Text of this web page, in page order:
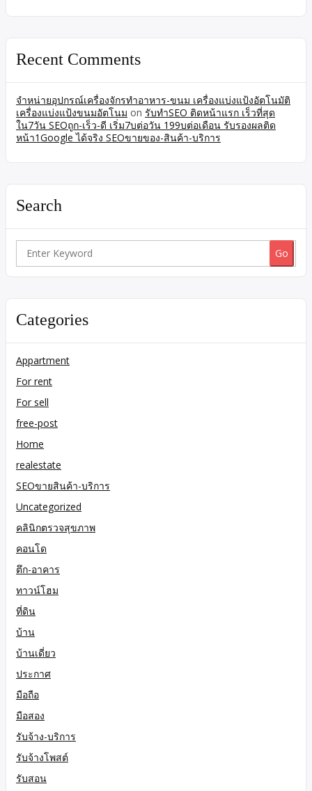
Recent Comments
จำหน่ายอุปกรณ์เครื่องจักรทำอาหาร-ขนม เครื่องแบ่งแป้งอัตโนมัติ
เครื่องแบ่งแป้งขนมอัตโนม on รับทำSEO ติดหน้าแรก เร็วที่สุด
ใน7วัน SEOถูก-เร็ว-ดี เริ่ม7บต่อวัน 199บต่อเดือน รับรองผลติด
หน้า1Google ได้จริง SEOขายของ-สินค้า-บริการ
Search
Search
Categories
Appartment
For rent
For sell
free-post
Home
realestate
SEOขายสินค้า-บริการ
Uncategorized
คลินิกตรวจสุขภาพ
คอนโด
ตึก-อาคาร
ทาวน์โฮม
ที่ดิน
บ้าน
บ้านเดี่ยว
ประกาศ
มือถือ
มือสอง
รับจ้าง-บริการ
รับจ้างโพสต์
รับสอน